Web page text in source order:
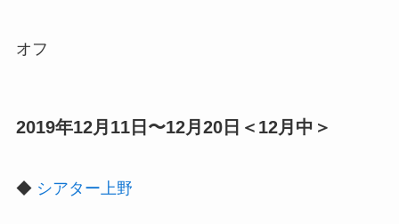
オフ
2019年12月11日〜12月20日＜12月中＞
◆ シアター上野